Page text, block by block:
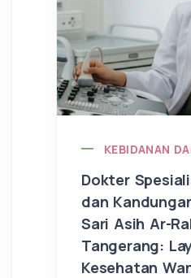
KEBIDANAN
Dokter
dan
Sari Asih Ar-
Tangerang:
Kesehatan